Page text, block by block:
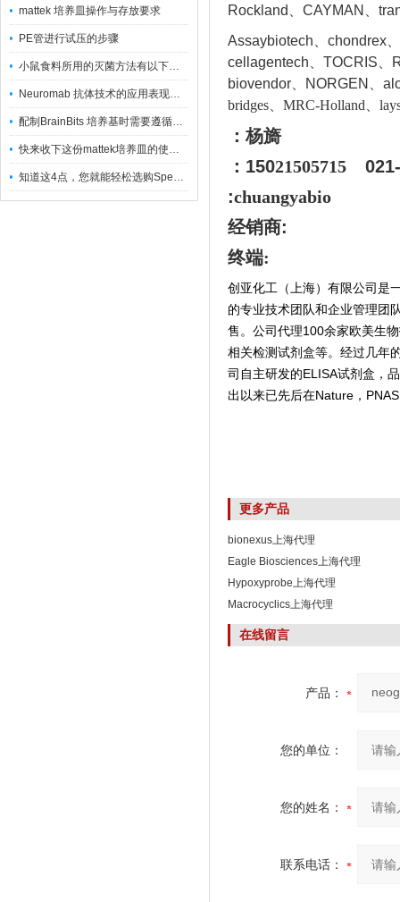
mattek 培养皿操作与存放要求
PE管进行试压的步骤
小鼠食料所用的灭菌方法有以下三种
Neuromab 抗体技术的应用表现在这几方面
配制BrainBits 培养基时需要遵循的原则
快来收下这份mattek培养皿的使用指南
知道这4点，您就能轻松选购Spectrum 膜
Rockland、CAYMAN、
Assaybiotech、chondrex
cellagentech、TOCRIS、
biovendor、NORGEN、a
bridges、MRC-Holland、
：杨旖
：15021505715
021-
:chuangyabio
经销商:
终端:
创亚化工（上海）有限公司是
的专业技术团队和企业管理团
售。公司代理100余家欧美生
相关检测试剂盒等。经过几年
司自主研发的ELISA试剂盒，
出以来已先后在Nature，
更多产品
bionexus上海代理
Eagle Biosciences上海代理
Hypoxyprobe上海代理
Macrocyclics上海代理
在线留言
产品：
您的单位：
您的姓名：
联系电话：